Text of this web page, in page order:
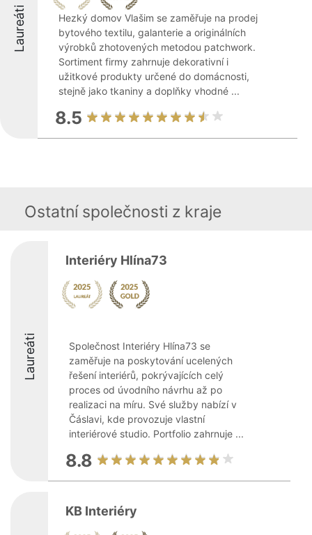
Laureáti
Hezký domov Vlašim se zaměřuje na prodej
bytového textilu, galanterie a originálních
výrobků zhotovených metodou patchwork.
Sortiment firmy zahrnuje dekorativní i
užitkové produkty určené do domácnosti,
stejně jako tkaniny a doplňky vhodné ...
8.5
Ostatní společnosti z kraje
Laureáti
Interiéry Hlína73
Společnost Interiéry Hlína73 se
zaměřuje na poskytování ucelených
řešení interiérů, pokrývajících celý
proces od úvodního návrhu až po
realizaci na míru. Své služby nabízí v
Čáslavi, kde provozuje vlastní
interiérové studio. Portfolio zahrnuje ...
8.8
KB Interiéry